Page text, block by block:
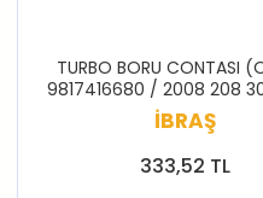
TURBO BORU CONTASI
9817416680 / 2008 208
408 5008 C3 C4 C4X
İBRAŞ
333,52 TL